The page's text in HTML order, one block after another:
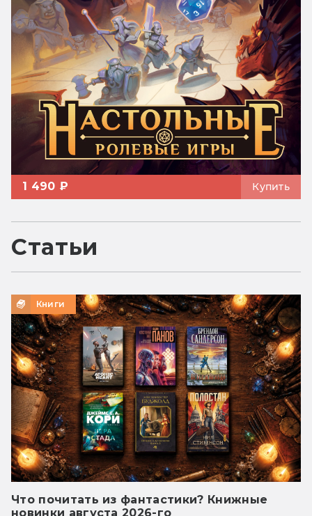
1 490 ₽ Купить
Статьи
Книги
Что почитать из фантастики? Книжные
новинки августа 2026-го